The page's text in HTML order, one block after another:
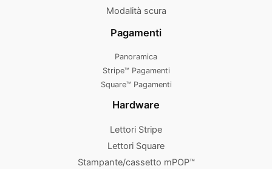
Modalità scura
Pagamenti
Panoramica
Stripe™ Pagamenti
Square™ Pagamenti
Hardware
Lettori Stripe
Lettori Square
Stampante/cassetto mPOP™